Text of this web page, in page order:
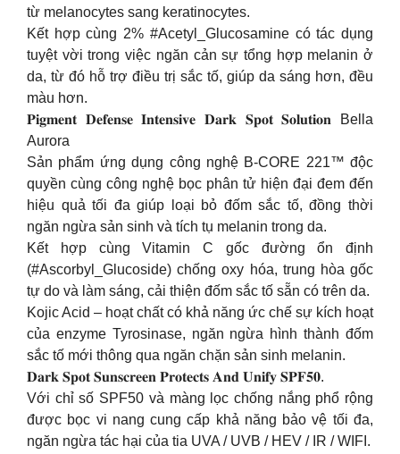
từ melanocytes sang keratinocytes.
Kết hợp cùng 2% #Acetyl_Glucosamine có tác dụng
tuyệt vời trong việc ngăn cản sự tổng hợp melanin ở
da, từ đó hỗ trợ điều trị sắc tố, giúp da sáng hơn, đều
màu hơn.
𝐏𝐢𝐠𝐦𝐞𝐧𝐭 𝐃𝐞𝐟𝐞𝐧𝐬𝐞 𝐈𝐧𝐭𝐞𝐧𝐬𝐢𝐯𝐞 𝐃𝐚𝐫𝐤 𝐒𝐩𝐨𝐭 𝐒𝐨𝐥𝐮𝐭𝐢𝐨𝐧 Bella
Aurora
Sản phẩm ứng dụng công nghệ B-CORE 221™ độc
quyền cùng công nghệ bọc phân tử hiện đại đem đến
hiệu quả tối đa giúp loại bỏ đốm sắc tố, đồng thời
ngăn ngừa sản sinh và tích tụ melanin trong da.
Kết hợp cùng Vitamin C gốc đường ổn định
(#Ascorbyl_Glucoside) chống oxy hóa, trung hòa gốc
tự do và làm sáng, cải thiện đốm sắc tố sẵn có trên da.
Kojic Acid – hoạt chất có khả năng ức chế sự kích hoạt
của enzyme Tyrosinase, ngăn ngừa hình thành đốm
sắc tố mới thông qua ngăn chặn sản sinh melanin.
𝐃𝐚𝐫𝐤 𝐒𝐩𝐨𝐭 𝐒𝐮𝐧𝐬𝐜𝐫𝐞𝐞𝐧 𝐏𝐫𝐨𝐭𝐞𝐜𝐭𝐬 𝐀𝐧𝐝 𝐔𝐧𝐢𝐟𝐲 𝐒𝐏𝐅𝟓𝟎.
Với chỉ số SPF50 và màng lọc chống nắng phổ rộng
được bọc vi nang cung cấp khả năng bảo vệ tối đa,
ngăn ngừa tác hại của tia UVA / UVB / HEV / IR / WIFI.